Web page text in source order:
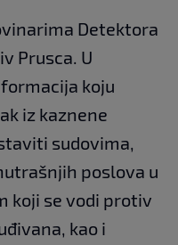
Detektora
Prusca. U
koju
iz kaznene
sudovima,
poslova u
koji se vodi protiv
kao i